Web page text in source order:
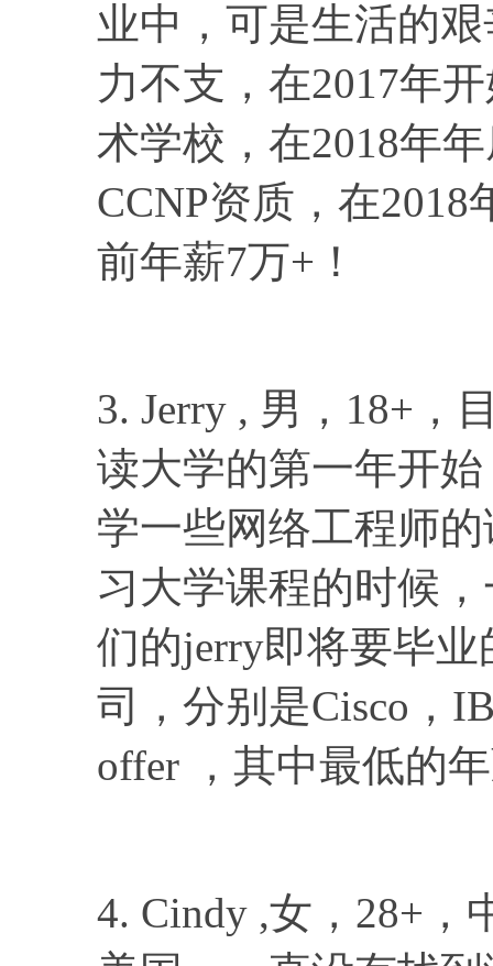
业中，可是生活的
力不支，在2017年
术学校，在2018年
CCNP资质，在
前年薪7万+！
3. Jerry , 男，18+，
读大学的第一年开
学一些网络工程师
习大学课程的时候
们的jerry即将要毕
司，分别是Cisco，
offer ，其中最低的
4. Cindy ,女，28+，